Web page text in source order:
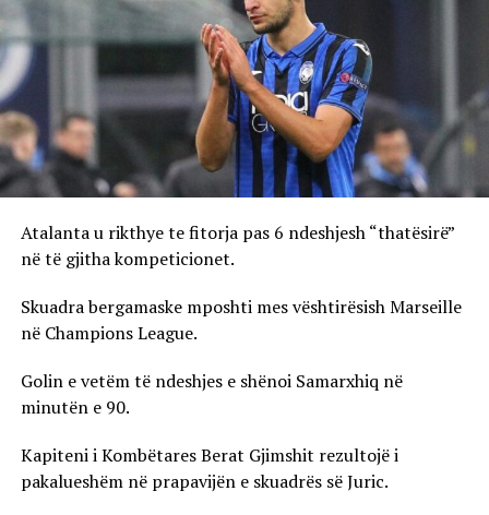
Atalanta u rikthye te fitorja pas 6 ndeshjesh “thatësirë”
në të gjitha kompeticionet.
Skuadra bergamaske mposhti mes vështirësish Marseille
në Champions League.
Golin e vetëm të ndeshjes e shënoi Samarxhiq në
minutën e 90.
Kapiteni i Kombëtares Berat Gjimshit rezultojë i
pakalueshëm në prapavijën e skuadrës së Juric.